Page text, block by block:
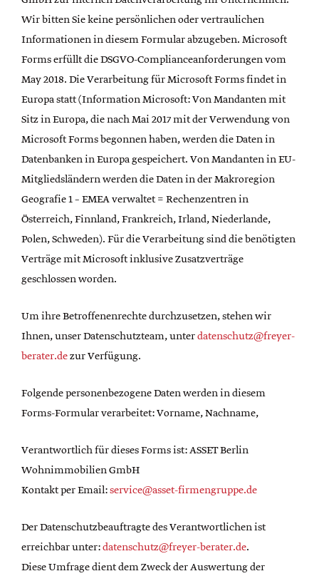
Wir bitten Sie keine persönlichen oder vertraulichen
Informationen in diesem Formular abzugeben. Microsoft
Forms erfüllt die DSGVO-Complianceanforderungen vom
May 2018. Die Verarbeitung für Microsoft Forms findet in
Europa statt (Information Microsoft: Von Mandanten mit
Sitz in Europa, die nach Mai 2017 mit der Verwendung von
Microsoft Forms begonnen haben, werden die Daten in
Datenbanken in Europa gespeichert. Von Mandanten in EU-
Mitgliedsländern werden die Daten in der Makroregion
Geografie 1 – EMEA verwaltet = Rechenzentren in
Österreich, Finnland, Frankreich, Irland, Niederlande,
Polen, Schweden). Für die Verarbeitung sind die benötigten
Verträge mit Microsoft inklusive Zusatzverträge
geschlossen worden.
Um ihre Betroffenenrechte durchzusetzen, stehen wir
Ihnen, unser Datenschutzteam, unterdatenschutz@freyer-
berater.dezur Verfügung.
Folgende personenbezogene Daten werden in diesem
Forms-Formular verarbeitet: Vorname, Nachname,
Verantwortlich für dieses Forms ist: ASSET Berlin
Wohnimmobilien GmbH
Kontakt per Email:service@asset-firmengruppe.de
Der Datenschutzbeauftragte des Verantwortlichen ist
erreichbar unter:datenschutz@freyer-berater.de.
Diese Umfrage dient dem Zweck der Auswertung der